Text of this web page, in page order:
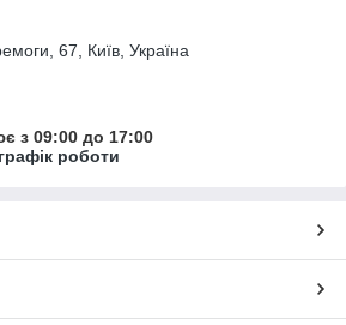
67, Київ, Україна
з 09:00 до 17:00
роботи